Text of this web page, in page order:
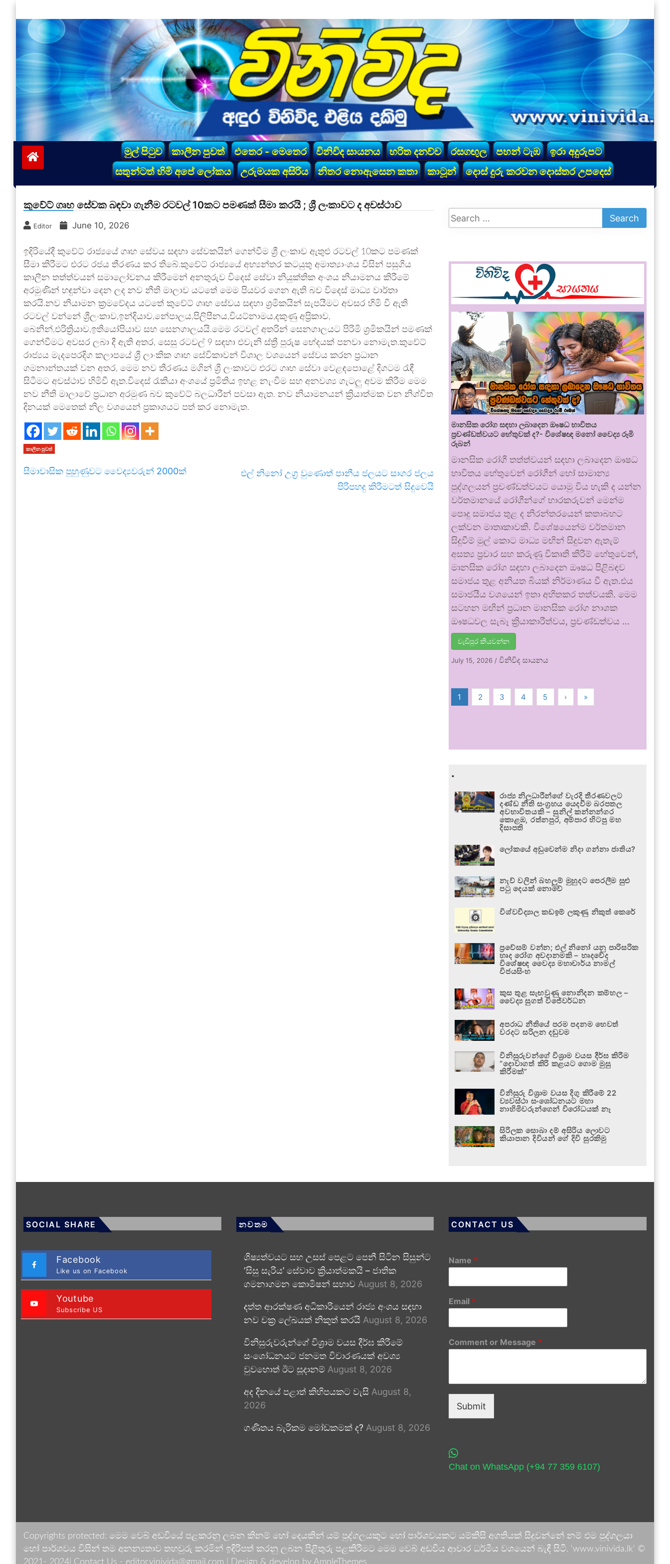
to
content
vinivida.lk
මුල් පිටුව කාලීන පුවත් එතෙර - මෙතෙර විනිවිද සායනය හරිත දනව්ව රසගඟුල පහන් ටැඹ
ඉරා අදුරුපට
සතුන්ටත් හිමි අපේ ලෝකය
උරුමයක අසිරිය නිතර නොඇසෙන කතා කාටූන් දොස් දුරු කරවන දොස්තර උපදෙස්
කුවේට් ගෘහ සේවක බඳවා ගැනීම රටවල් 10කට පමණක් සීමා කරයි ; ශ්‍රී ලංකාවට ද අවස්ථාව
Editor June 10, 2026
ඉදිරියේදී කුවේට් රාජ්‍යයේ ගෘහ සේවය සඳහා සේවකයින් ගෙන්වීම ශ්‍රී ලංකාව ඇතුළු රටවල් 10කට පමණක්
සීමා කිරීමට එරට රජය තීරණය කර තිබේ.කුවේට් රාජ්‍යයේ අභ්‍යන්තර කටයුතු අමාත්‍යාංශය විසින් පසුගිය
කාලීන තත්ත්වයන් සමාලෝචනය කිරීමෙන් අනතුරුව විදෙස් සේවා නියුක්තික අංශය නියාමනය කිරීමේ
අරමුණින් හඳුන්වා දෙන ලද නව නීති මාලාව යටතේ මෙම පියවර ගෙන ඇති බව විදෙස් මාධ්‍ය වාර්තා
කරයි.නව නියාමන ක්‍රමවේදය යටතේ කුවේට් ගෘහ සේවය සඳහා ශ්‍රමිකයින් සැපයීමට අවසර හිමි වී ඇති
රටවල් වන්නේ ශ්‍රීලංකාව,ඉන්දියාව,නේපාලය,පිලිපීනය,වියට්නාමය,දකුණු අප්‍රිකාව,
බෙනින්,එරිත්‍රියාව,ඉතියෝපියාව සහ සෙනගාලයයි.මෙම රටවල් අතරින් සෙනගාලයට පිරිමි ශ්‍රමිකයින් පමණක්
ගෙන්වීමට අවසර ලබා දී ඇති අතර, සෙසු රටවල් 9 සඳහා එවැනි ස්ත්‍රී පුරුෂ භේදයක් පනවා නොමැත.කුවේට්
රාජ්‍යය මැදපෙරදිග කලාපයේ ශ්‍රී ලාංකික ගෘහ සේවිකාවන් විශාල වශයෙන් සේවය කරන ප්‍රධාන
ගමනාන්තයක් වන අතර, මෙම නව තීරණය මගින් ශ්‍රී ලංකාවට එරට ගෘහ සේවා වෙළඳපොළේ දිගටම රැඳී
සිටීමට අවස්ථාව හිමිවී ඇත.විදෙස් රැකියා අංශයේ ප්‍රමිතිය ඉහළ නැංවීම සහ අනවශ්‍ය ගැටලු අවම කිරීම මෙම
නව නීති මාලාවේ ප්‍රධාන අරමුණ බව කුවේට් බලධාරීන් පවසා ඇත. නව නියාමනයන් ක්‍රියාත්මක වන නිශ්චිත
දිනයක් මෙතෙක් නිල වශයෙන් ප්‍රකාශයට පත් කර නොමැත.
කාලීන පුවත්
සීමාවාසික පුහුණුවට වෛද්‍යවරුන් 2000ක්
එල් නිනෝ උග්‍ර වුණොත් පානීය ජලයට සාගර ජලය
පිරිපහදු කිරීමටත් සිදුවෙයි
මානසික රෝග සඳහා ලබාදෙන ඖෂධ භාවිතය
ප්‍රචණ්ඩත්වයට හේතුවක් ද?- විශේෂඥ මනෝ වෛද්‍ය රූමි
රූබන්
මානසික රෝගී තත්ත්වයන් සඳහා ලබාදෙන ඖෂධ
භාවිතය හේතුවෙන් රෝගීන් හෝ සාමාන්‍ය
පුද්ගලයන් ප්‍රචණ්ඩත්වයට යොමු විය හැකි ද යන්න
වර්තමානයේ රෝගීන්ගේ භාරකරුවන් මෙන්ම
පොදු සමාජය තුළ ද නිරන්තරයෙන් කතාබහට
ලක්වන මාතෘකාවකි. විශේෂයෙන්ම වර්තමාන
සිදුවීම් මුල් කොට මාධ්‍ය මඟින් සිදුවන ඇතැම්
අසත්‍ය ප්‍රචාර සහ කරුණු විකෘති කිරීම් හේතුවෙන්,
මානසික රෝග සඳහා ලබාදෙන ඖෂධ පිළිබඳව
සමාජය තුළ අනියත බියක් නිර්මාණය වී ඇත.එය
සමාජයීය වශයෙන් ඉතා අහිතකර තත්වයකි. මෙම
සටහන මඟින් ප්‍රධාන මානසික රෝග නාශක
ඖෂධවල සැබෑ ක්‍රියාකාරීත්වය, ප්‍රචණ්ඩත්වය …
වැඩිපුර කියවන්න
July 15, 2026 /විනිවිද සායනය
1 2 3 4 5 › »
.
රාජ්‍ය නිලධාරීන්ගේ වැරදි තීරණවලට
දණ්ඩ නීති සංග්‍රහය යෙදවීම බරපතල
අවභාවිතයකි – සුනිල් කන්නන්ගර
කොළඹ, රත්නපුර, අම්පාර හිටපු මහ
දිසාපති
ලෝකයේ අඩුවෙන්ම නිදා ගන්නා ජාතිය?
නැව් වලින් බහලුම් මුහුදට පෙරලීම සුළු
පටු දෙයක් නොවේ
විශ්වවිද්‍යාල කඩඉම් ලකුණු නිකුත් කෙරේ
ප්‍රවේසම් වන්න; එල් නිනෝ යනු පාරිසරික
හෘද රෝග අවදානමකි – හෘදවේද
විශේෂඥ වෛද්‍ය මහාචාර්ය නාමල්
විජයසිංහ
කුස තුළ සැඟවුණු නොනිදන කම්හල –
වෛද්‍ය සුගත් විජේවර්ධන
අපරාධ නීතියේ පරම පදනම හෙවත්
වරදට සරිලන දඬුවම
විනිසුරුවන්ගේ විශ්‍රාම වයස දීර්ඝ කිරීම
“දොවාගත් කිරි කළයට ගොම මුසු
කිරීමක්”
විනිසුරු විශ්‍රාම වයස දිගු කිරීමේ 22
ව්‍යවස්ථා සංශෝධනයට මහා
නාහිමිවරුන්ගෙන් විරෝධයක් නෑ
සිරිලක සොබා දම් අසිරිය ලොවට
කියාපාන දිවියන් ගේ දිවි සුරකිමු
SOCIAL SHARE
Facebook
Like us on Facebook
Youtube
Subscribe US
නවතම
ශිෂ්‍යත්වයට සහ උසස් පෙළට පෙනී සිටින සිසුන්ට
‘සිසු සැරිය’ සේවාව ක්‍රියාත්මකයි – ජාතික
ගමනාගමන කොමිෂන් සභාව August 8, 2026
දත්ත ආරක්ෂණ අධිකාරියෙන් රාජ්‍ය අංශය සඳහා
නව චක්‍ර ලේඛයක් නිකුත් කරයි August 8, 2026
විනිසුරුවරුන්ගේ විශ්‍රාම වයස දීර්ඝ කිරීමේ
සංශෝධනයට ජනමත විචාරණයක් අවශ්‍ය
වුවහොත් ඊට සූදානම් August 8, 2026
අද දිනයේ පළාත් කිහිපයකට වැසි August 8,
2026
ගණිතය බැරිකම මෝඩකමක් ද? August 8, 2026
CONTACT US
Name *
Email *
Comment or Message *
Submit
Chat on WhatsApp (+94 77 359 6107)
Copyrights protected: මෙම වෙබ් අඩවියේ පළකරනු ලබන කිනම් හෝ දෙයකින් යම් පුද්ගලයකුට හෝ පාර්ශවයකට යම්කිසි අගතියක් සිදුවන්නේ නම් එම පුද්ගලයා
හෝ පාර්ශවය විසින් තම අනන්‍යතාව තහවුරු කරමින් ඉදිරිපත් කරනු ලබන පිළිතුරු පළකිරීමට මෙම වෙබ් අඩවිය ආචාර ධර්මීය වශයෙන් බැඳී සිටී. 'www.vinivida.lk' ©
2021- 2024| Contact Us - editor.vinivida@gmail.com |
Design & develop by AmpleThemes